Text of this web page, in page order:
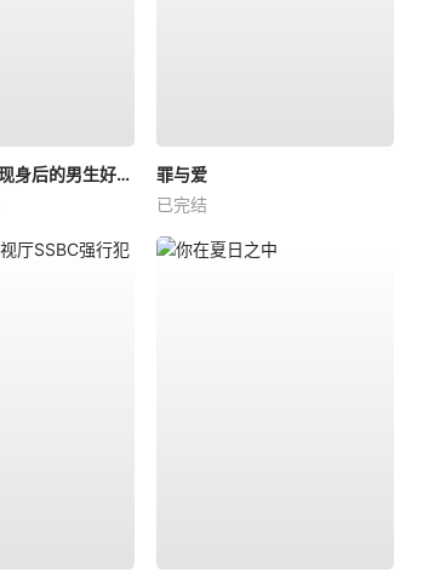
换座位后，发现身后的男生好像喜欢我
罪与爱
已完结